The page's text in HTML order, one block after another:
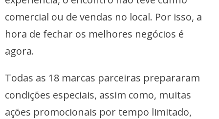
comercial ou de vendas no local. Por isso, a
hora de fechar os melhores negócios é
agora.
Todas as 18 marcas parceiras prepararam
condições especiais, assim como, muitas
ações promocionais por tempo limitado,